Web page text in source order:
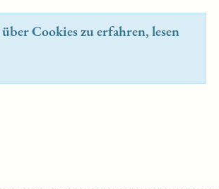
Cookies zu erfahren, lesen